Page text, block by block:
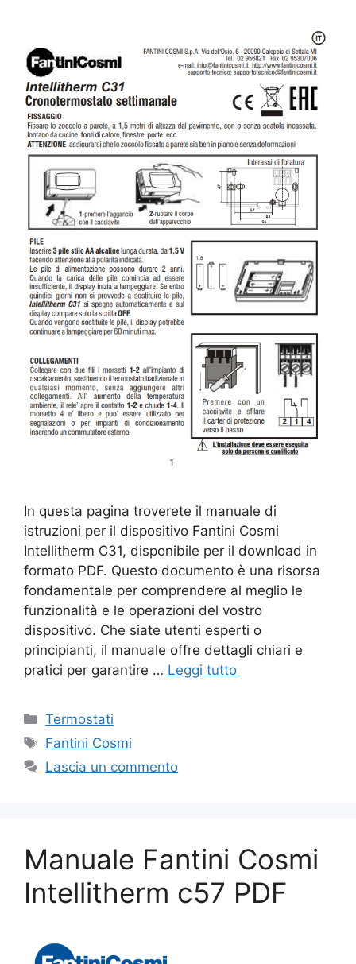
In questa pagina troverete il manuale di
istruzioni per il dispositivo Fantini Cosmi
Intellitherm C31, disponibile per il download in
formato PDF. Questo documento è una risorsa
fondamentale per comprendere al meglio le
funzionalità e le operazioni del vostro
dispositivo. Che siate utenti esperti o
principianti, il manuale offre dettagli chiari e
pratici per garantire … Leggi tutto
Categorie
Termostati
Tag
Fantini Cosmi
Lascia un commento
Manuale Fantini Cosmi
Intellitherm c57 PDF